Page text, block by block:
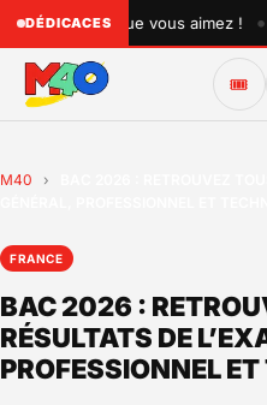
DÉDICACES
quelqu'un que vous aimez ! •
🎟️
M40 ›
FRANCE
BAC 2026 :
RÉSULTATS DE
PROFESSIONNEL